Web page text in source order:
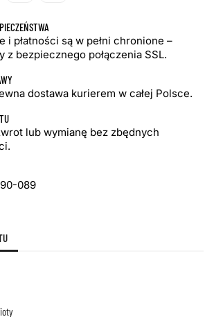
i płatności są w pełni chronione –
z bezpiecznego połączenia SSL.
dostawa kurierem w całej Polsce.
lub wymianę bez zbędnych
089